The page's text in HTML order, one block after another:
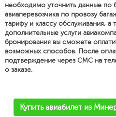
необходимо уточнить данные по
авиаперевозчика по провозу
тарифу и классу обслуживания, а
дополнительные услуги
бронирования вы сможете
возможных способов. После
подтверждение через СМС на
о заказе.
'
Купить авиабилет из